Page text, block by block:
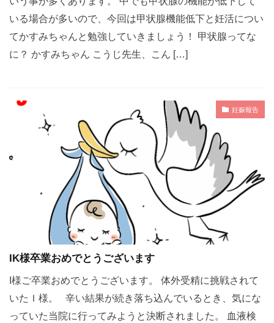
いる場合が多いので、今回は甲状腺機能低下と妊活につい
てかすみちゃんと勉強していきましょう！ 甲状腺ってな
に？ かすみちゃん こうじ先生、こん […]
妊娠報告
IK様卒業おめでとうございます
I様ご卒業おめでとうございます。 体外受精に挑戦されて
いたＩ様。 辛い結果が続き落ち込んでいるとき、気にな
っていた当院に行ってみようと決断されました。 血液検